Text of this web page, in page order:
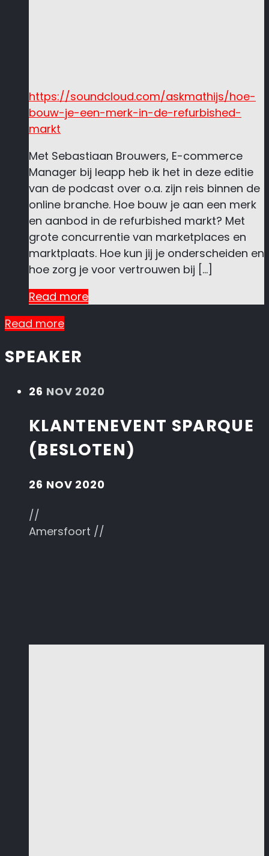
https://soundcloud.com/askmathijs/hoe-
bouw-je-een-merk-in-de-refurbished-
markt
Met Sebastiaan Brouwers, E-commerce
Manager bij leapp heb ik het in deze editie
van de podcast over o.a. zijn reis binnen de
online branche. Hoe bouw je aan een merk
en aanbod in de refurbished markt? Met
grote concurrentie van marketplaces en
marktplaats. Hoe kun jij je onderscheiden en
hoe zorg je voor vertrouwen bij […]
Read more
Read more
SPEAKER
26 NOV 2020
KLANTENEVENT SPARQUE
(BESLOTEN)
26 NOV 2020
//
Amersfoort //